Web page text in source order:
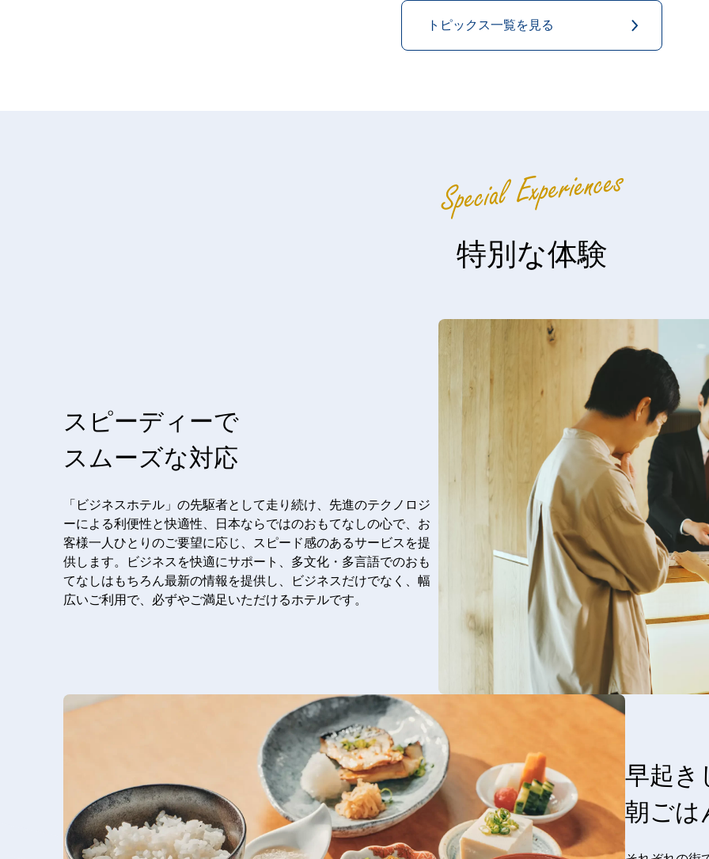
トピックス一覧を見る
特別な体験
スピーディーで
スムーズな対応
「ビジネスホテル」の先駆者として走り続け、先進のテクノロジ
ーによる利便性と快適性、日本ならではのおもてなしの心で、お
客様一人ひとりのご要望に応じ、スピード感のあるサービスを提
供します。ビジネスを快適にサポート、多文化・多言語でのおも
てなしはもちろん最新の情報を提供し、ビジネスだけでなく、幅
広いご利用で、必ずやご満足いただけるホテルです。
早起き
朝ごは